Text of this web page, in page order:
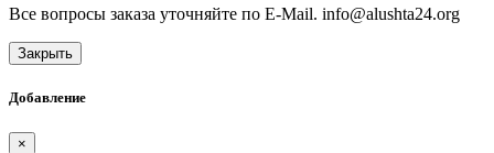
Все вопросы заказа уточняйте по E-Mail. info@alushta24.org
Закрыть
Добавление
×